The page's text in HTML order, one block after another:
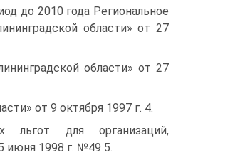
до 2010 года Региональное
области» от 27
области» от 27
от 9 октября 1997 г. 4.
льгот для организаций,
июня 1998 г. №49 5.